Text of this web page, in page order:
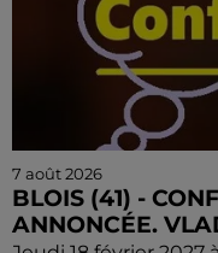
7 août 2026
BLOIS (41) -
ANNONCÉE.